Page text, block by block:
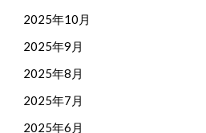
2025年10月
2025年9月
2025年8月
2025年7月
2025年6月